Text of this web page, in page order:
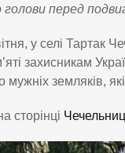
голови перед
у селі Тартак
захисникам
мужніх земляків,
сторінці